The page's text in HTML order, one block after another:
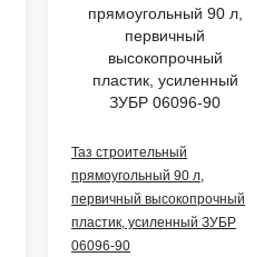
Таз строительный
прямоугольный 90 л,
первичный высокопрочный
пластик, усиленный ЗУБР
06096-90